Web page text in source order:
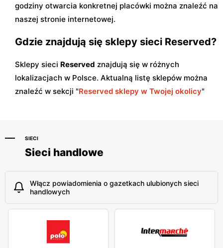
godziny otwarcia konkretnej placówki można znaleźć na
naszej stronie internetowej.
Gdzie znajdują się sklepy sieci Reserved?
Sklepy sieci Reserved znajdują się w różnych
lokalizacjach w Polsce. Aktualną listę sklepów można
znaleźć w sekcji "Reserved sklepy w Twojej okolicy"
SIECI
Sieci handlowe
Włącz powiadomienia o gazetkach ulubionych sieci
handlowych